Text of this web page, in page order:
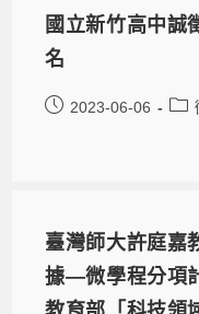
國立新竹高中誠
名
2023-06-06
臺灣師大許庭嘉
據—微學程分項